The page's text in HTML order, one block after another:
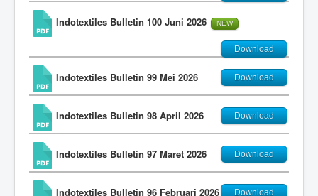
Indotextiles Bulletin 100 Juni 2026 NEW
Download
Indotextiles Bulletin 99 Mei 2026 Download
Indotextiles Bulletin 98 April 2026 Download
Indotextiles Bulletin 97 Maret 2026 Download
Indotextiles Bulletin 96 Februari 2026 Download